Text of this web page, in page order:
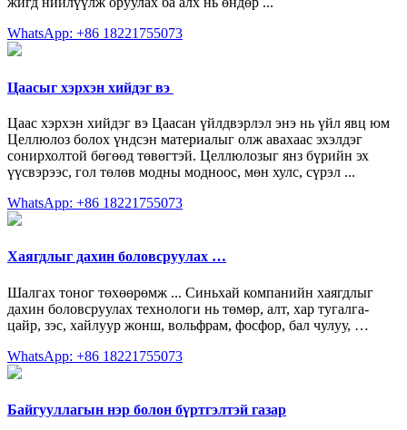
WhatsApp: +86 18221755073
Цаасыг хэрхэн хийдэг вэ ️
Цаас хэрхэн хийдэг вэ Цаасан үйлдвэрлэл энэ нь үйл явц юм
Целлюлоз болох үндсэн материалыг олж авахаас эхэлдэг
сонирхолтой бөгөөд төвөгтэй. Целлюлозыг янз бүрийн эх
үүсвэрээс, гол төлөв модны модноос, мөн хулс, сүрэл ...
WhatsApp: +86 18221755073
Хаягдлыг дахин боловсруулах …
Шалгах тоног төхөөрөмж ... Синьхай компанийн хаягдлыг
дахин боловсруулах технологи нь төмөр, алт, хар тугалга-
цайр, зэс, хайлуур жонш, вольфрам, фосфор, бал чулуу, …
WhatsApp: +86 18221755073
Байгууллагын нэр болон бүртгэлтэй газар